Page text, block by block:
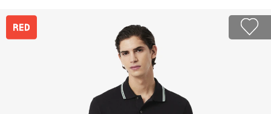
НОВИНКИ
SALE
ЖЕНСКОЕ